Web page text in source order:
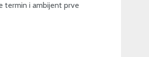
termin i ambijent prve